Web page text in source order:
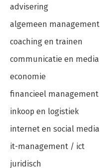
advisering
algemeen management
coaching en trainen
communicatie en media
economie
financieel management
inkoop en logistiek
internet en social media
it-management / ict
juridisch